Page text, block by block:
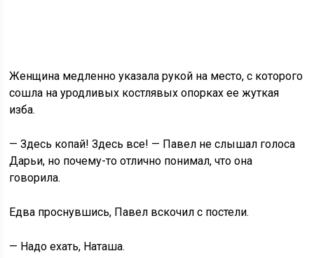
Женщина медленно указала рукой на место, с которого
сошла на уродливых костлявых опорках ее жуткая
изба.
— Здесь копай! Здесь все! — Павел не слышал голоса
Дарьи, но почему-то отлично понимал, что она
говорила.
Едва проснувшись, Павел вскочил с постели.
— Надо ехать, Наташа.